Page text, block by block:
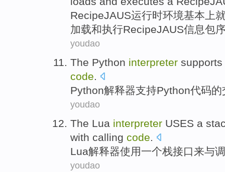
RecipeJAUS运行时环境基本上
加载和执行RecipeJAUS信息包
youdao
The Python interpreter supports
code.
Python解释器支持Python代码的
youdao
The Lua interpreter USES a
with calling code.
Lua解释器使用一个栈接口来与
youdao